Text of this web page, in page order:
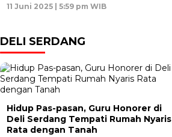
11 Juni 2025 | 5:59 pm WIB
DELI SERDANG
Hidup Pas-pasan, Guru Honorer di
Deli Serdang Tempati Rumah Nyaris
Rata dengan Tanah